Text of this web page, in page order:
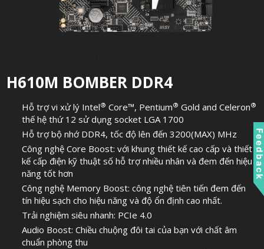
H610M BOMBER DDR4
Hỗ trợ vi xử lý Intel® Core™, Pentium® Gold and Celeron®
thế hệ thứ 12 sử dụng socket LGA 1700
Hỗ trợ bộ nhớ DDR4, tốc độ lên đến 3200(MAX) MHz
Công nghệ Core Boost: với khung thiết kế cao cấp và thiết
kế cấp điện kỹ thuật số hỗ trợ nhiều nhân và đem đến hiệu
năng tốt hơn
Công nghệ Memory Boost: công nghệ tiên tiến đem đến
tín hiệu sạch cho hiệu năng và độ ổn định cao nhất.
Trải nghiệm siêu nhanh: PCIe 4.0
Audio Boost: Chiều chuộng đôi tai của bạn với chất âm
chuẩn phòng thu